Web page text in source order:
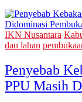
IKN Nusantara
dan lahan
Penyebab
PPU Masih